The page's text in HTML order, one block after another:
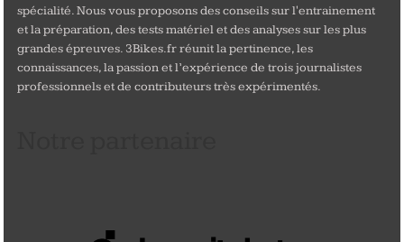
spécialité. Nous vous proposons des conseils sur l'entrainement
et la préparation, des tests matériel et des analyses sur les plus
grandes épreuves. 3Bikes.fr réunit la pertinence, les
connaissances, la passion et l’expérience de trois journalistes
professionnels et de contributeurs très expérimentés.